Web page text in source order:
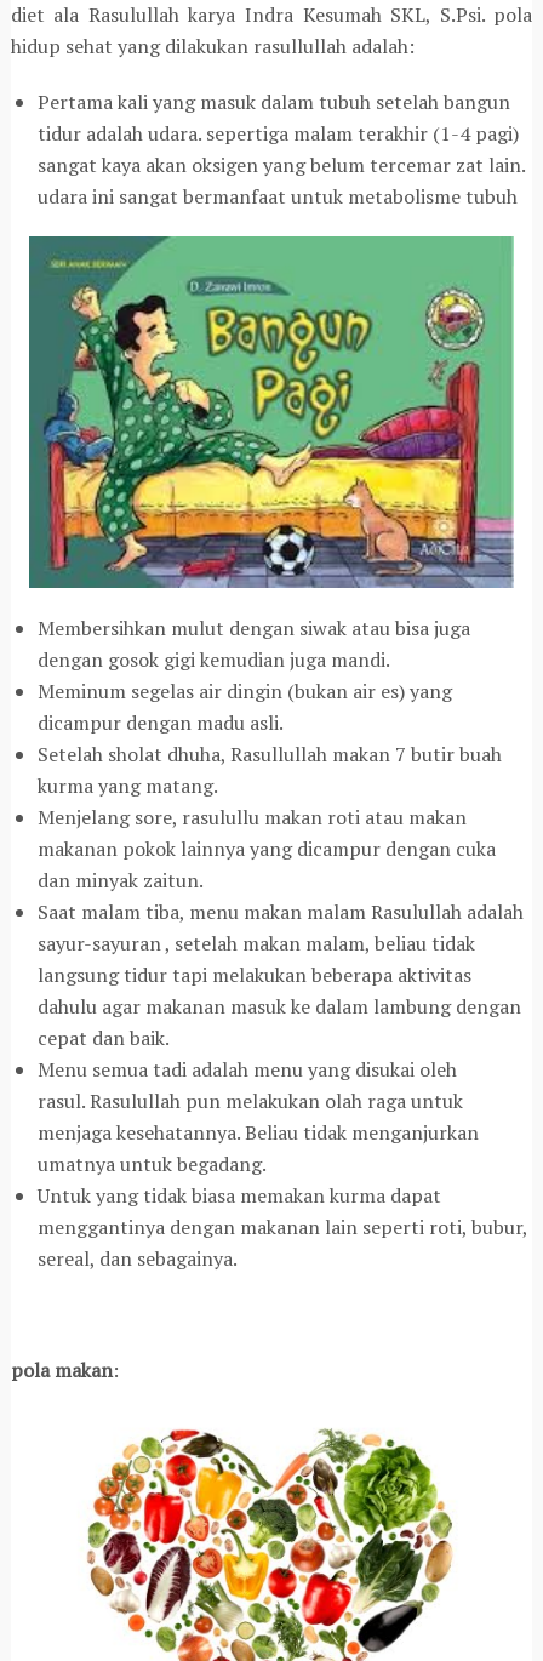
diet ala Rasulullah karya Indra Kesumah SKL, S.Psi. pola
hidup sehat yang dilakukan rasullullah adalah:
Pertama kali yang masuk dalam tubuh setelah bangun
tidur adalah udara. sepertiga malam terakhir (1-4 pagi)
sangat kaya akan oksigen yang belum tercemar zat lain.
udara ini sangat bermanfaat untuk metabolisme tubuh
Membersihkan mulut dengan siwak atau bisa juga
dengan gosok gigi kemudian juga mandi.
Meminum segelas air dingin (bukan air es) yang
dicampur dengan madu asli.
Setelah sholat dhuha, Rasullullah makan 7 butir buah
kurma yang matang.
Menjelang sore, rasulullu makan roti atau makan
makanan pokok lainnya yang dicampur dengan cuka
dan minyak zaitun.
Saat malam tiba, menu makan malam Rasulullah adalah
sayur-sayuran , setelah makan malam, beliau tidak
langsung tidur tapi melakukan beberapa aktivitas
dahulu agar makanan masuk ke dalam lambung dengan
cepat dan baik.
Menu semua tadi adalah menu yang disukai oleh
rasul. Rasulullah pun melakukan olah raga untuk
menjaga kesehatannya. Beliau tidak menganjurkan
umatnya untuk begadang.
Untuk yang tidak biasa memakan kurma dapat
menggantinya dengan makanan lain seperti roti, bubur,
sereal, dan sebagainya.
pola makan: